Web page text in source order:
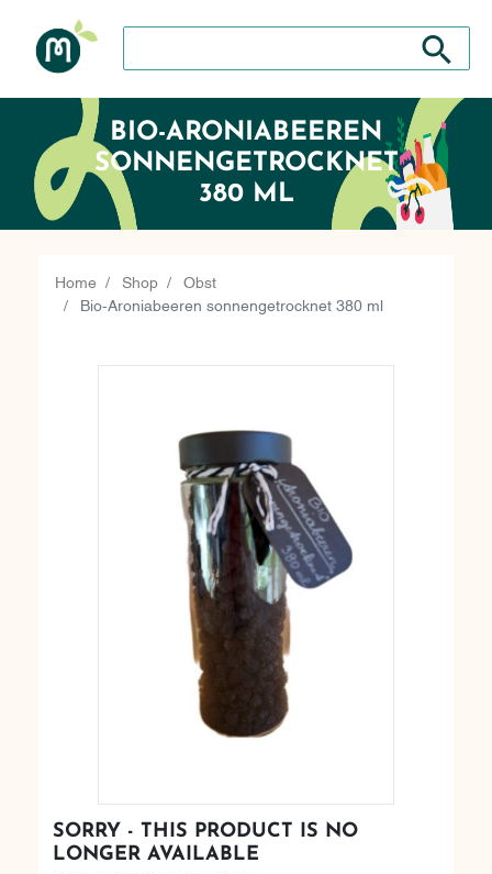
Search
BIO-ARONIABEEREN
SONNENGETROCKNET
380 ML
Home Shop Obst
Bio-Aroniabeeren sonnengetrocknet 380 ml
SORRY - THIS PRODUCT IS NO
LONGER AVAILABLE